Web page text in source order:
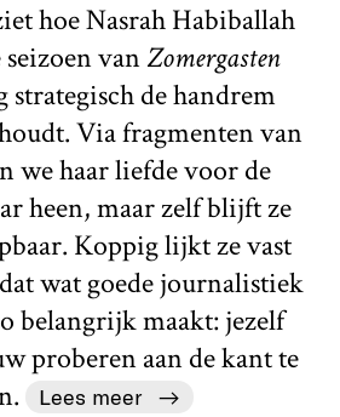
hoe Nasrah Habiballah
vanZomergasten
strategisch de handrem
Via fragmenten van
we haar liefde voor de
heen, maar zelf blijft ze
Koppig lijkt ze vast
wat goede journalistiek
belangrijk maakt: jezelf
proberen aan de kant te
Lees meer